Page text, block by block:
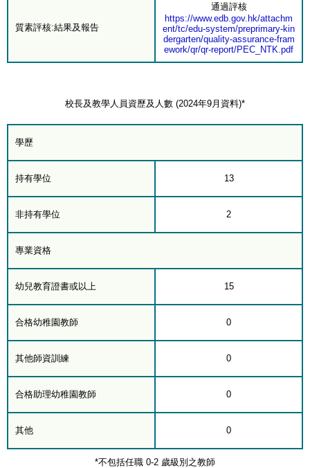
質素評核:結果及報告
通過評核
https://www.edb.gov.hk/attachm
ent/tc/edu-system/preprimary-kin
dergarten/quality-assurance-fram
ework/qr/qr-report/PEC_NTK.pdf
校長及教學人員資歷及人數 (2024年9月資料)*
學歷
持有學位 13
非持有學位 2
專業資格
幼兒教育證書或以上 15
合格幼稚園教師 0
其他師資訓練 0
合格助理幼稚園教師 0
其他 0
*不包括任職 0-2 歲級別之教師